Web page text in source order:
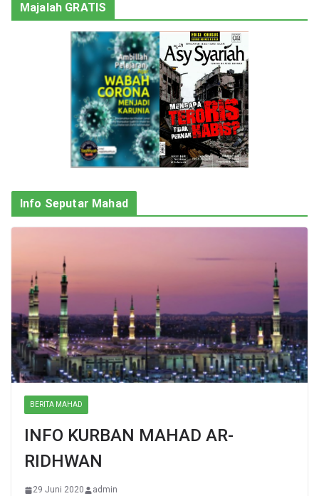
Majalah GRATIS
Info Seputar Mahad
BERITA MAHAD
INFO KURBAN MAHAD AR-
RIDHWAN
29 Juni 2020 admin